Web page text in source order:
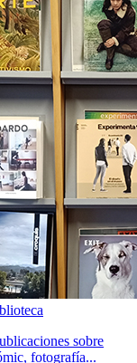
sobre
fotografía...